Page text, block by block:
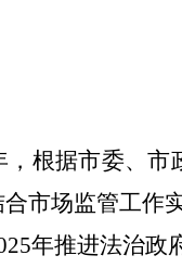
，根据市委、
市场监管工作
年推进法治政